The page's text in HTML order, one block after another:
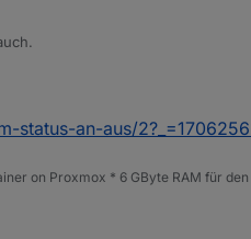
status-an-aus/
on Proxmox * 6 GByte RAM für